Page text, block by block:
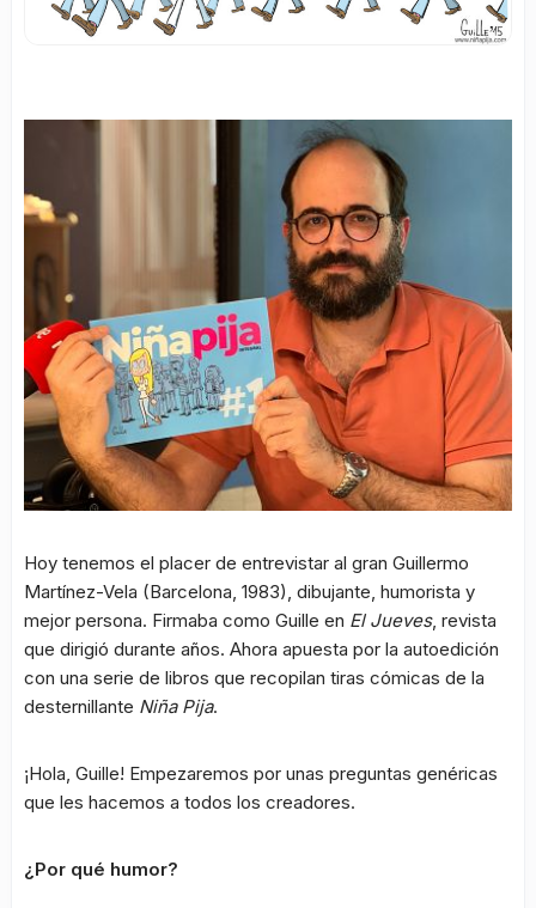
Hoy tenemos el placer de entrevistar al gran Guillermo
Martínez-Vela (Barcelona, 1983), dibujante, humorista y
mejor persona. Firmaba como Guille en El Jueves, revista
que dirigió durante años. Ahora apuesta por la autoedición
con una serie de libros que recopilan tiras cómicas de la
desternillante Niña Pija.
¡Hola, Guille! Empezaremos por unas preguntas genéricas
que les hacemos a todos los creadores.
¿Por qué humor?